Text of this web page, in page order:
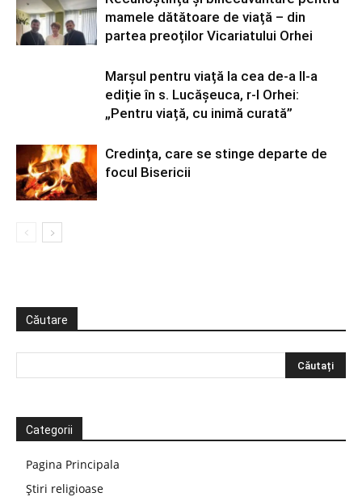
mamele dătătoare de viață – din
partea preoților Vicariatului Orhei
Marșul pentru viață la cea de-a II-a
ediție în s. Lucășeuca, r-l Orhei:
„Pentru viață, cu inimă curată”
Credința, care se stinge departe de
focul Bisericii
Căutare
Categorii
Pagina Principala
Știri religioase